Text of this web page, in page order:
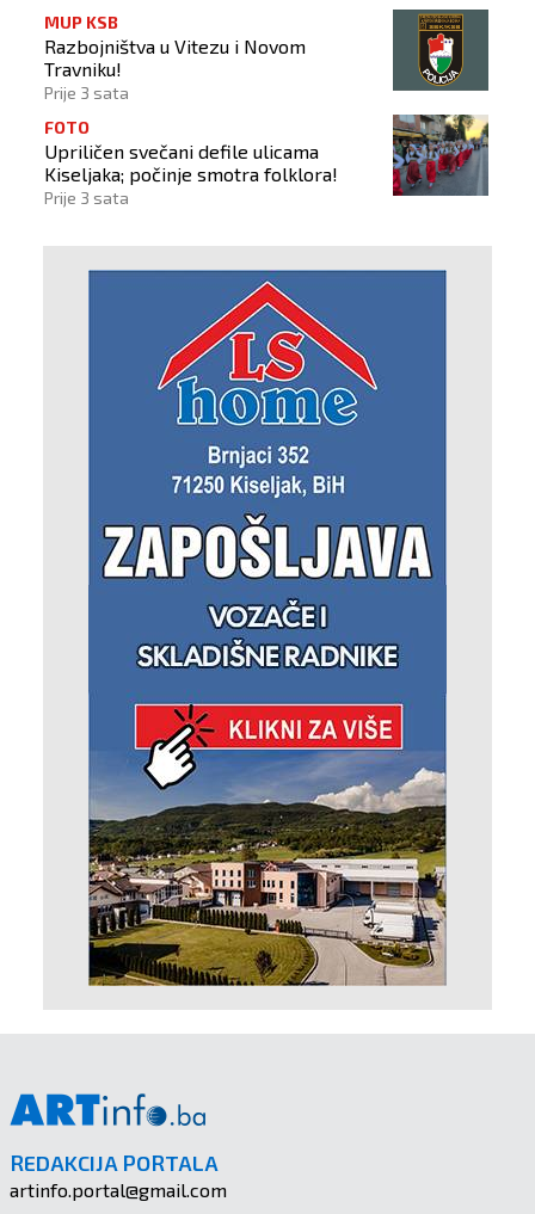
MUP KSB
Razbojništva u Vitezu i Novom
Travniku!
Prije 3 sata
FOTO
Upriličen svečani defile ulicama
Kiseljaka; počinje smotra folklora!
Prije 3 sata
REDAKCIJA PORTALA
artinfo.portal@gmail.com